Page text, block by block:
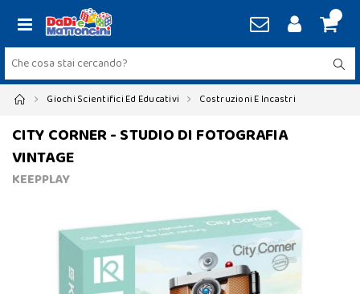
Giochi Scientifici Ed Educativi Costruzioni E Incastri
CITY CORNER - STUDIO DI FOTOGRAFIA
VINTAGE
KEEPPLAY